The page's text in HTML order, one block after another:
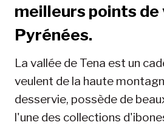
meilleurs points de
Pyrénées.
La vallée de Tena est un
veulent de la haute
desservie, possède de
l'une des collections